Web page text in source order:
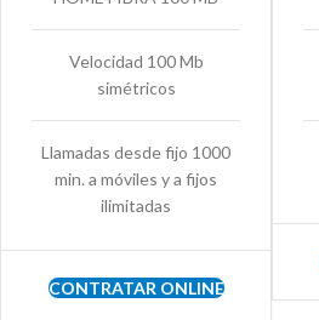
Velocidad 100 Mb
simétricos
Llamadas desde fijo 1000
min. a móviles y a fijos
ilimitadas
CONTRATAR ONLINE